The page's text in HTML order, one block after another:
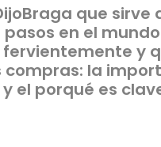
que
en el
fervientemente y
compras: la
el porqué es